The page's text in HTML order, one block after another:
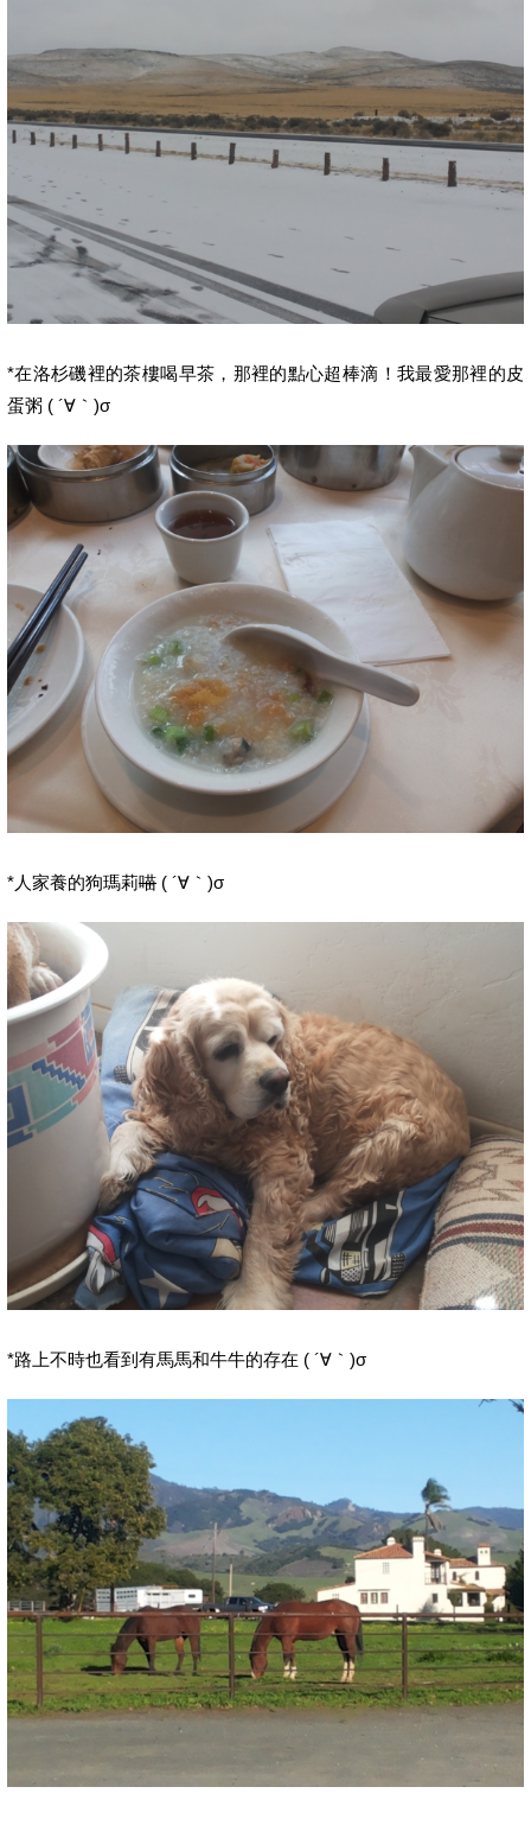
*在洛杉磯裡的茶樓喝早茶，那裡的點心超棒滴！我最愛那裡的皮
蛋粥 ( ´∀｀)σ
*人家養的狗瑪莉喵 ( ´∀｀)σ
*路上不時也看到有馬馬和牛牛的存在 ( ´∀｀)σ